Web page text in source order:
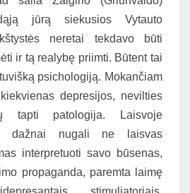
jūrą siekusios Vytauto
neretai tekdavo būti
ir tą realybę priimti. Būtent tai
psichologiją. Mokančiam
depresijos, nevilties
tapti patologija. Laisvoje
dažnai nugali ne laisvas
interpretuoti savo būsenas,
propaganda, paremta laimę